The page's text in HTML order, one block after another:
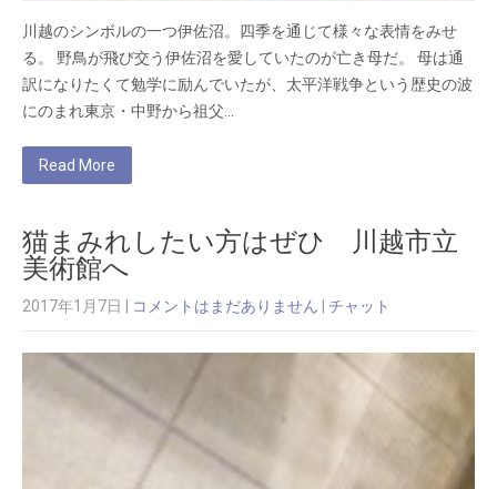
川越のシンボルの一つ伊佐沼。四季を通じて様々な表情をみせ
る。 野鳥が飛び交う伊佐沼を愛していたのが亡き母だ。 母は通
訳になりたくて勉学に励んでいたが、太平洋戦争という歴史の波
にのまれ東京・中野から祖父…
Read More
猫まみれしたい方はぜひ 川越市立
美術館へ
2017年1月7日 コメントはまだありません チャット